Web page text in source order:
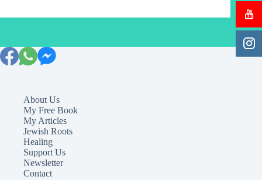
About Us
My Free Book
My Articles
Jewish Roots
Healing
Support Us
Newsletter
Contact